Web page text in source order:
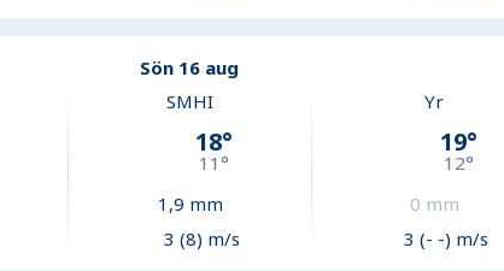
Sön 16 aug
SMHI
18°
11 °
1,9 mm
3 (8) m/s
Yr
19°
12°
0 mm
3 (- -) m/s